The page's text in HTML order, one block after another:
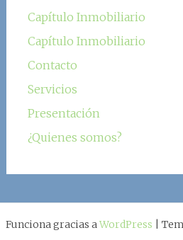
Capítulo Inmobiliario
Capítulo Inmobiliario
Contacto
Servicios
Presentación
¿Quienes somos?
Funciona gracias aWordPress